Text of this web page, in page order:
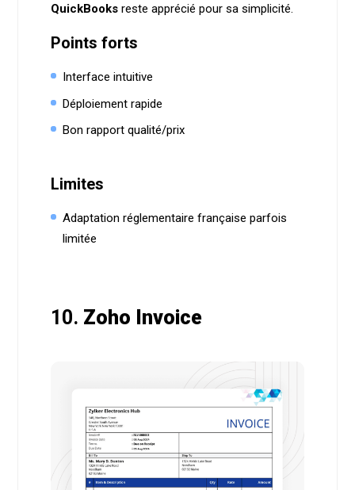
QuickBooksreste apprécié pour sa simplicité.
Points forts
Interface intuitive
Déploiement rapide
Bon rapport qualité/prix
Limites
Adaptation réglementaire française parfois
limitée
10. Zoho Invoice